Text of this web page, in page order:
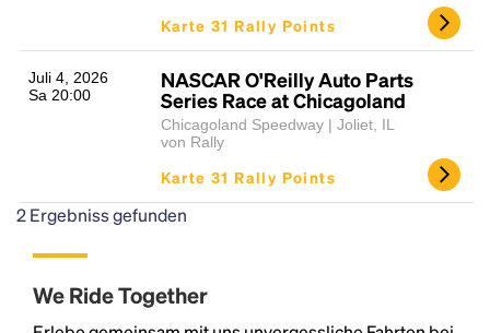
Karte 31 Rally Points
Juli 4, 2026
Sa 20:00
NASCAR O'Reilly Auto Parts
Series Race at Chicagoland
Chicagoland Speedway | Joliet, IL
von Rally
Karte 31 Rally Points
2Ergebniss gefunden
We Ride Together
Headline
Lorem Ipsum is simply dummy text of the printing
and typesetting industry.Lorem Ipsum has been the
industry's standarddummy text ever since the
1500s, when an unknown printer took a galley of
type and scrambled it to make a type specimen
the leap into electronic typesetting, remaining